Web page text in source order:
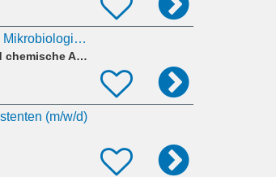
BTA, CTA, MTA, Biologielaborant - Mikrobiologie (m/w/d)
BIOCHEM Labor für biologische und chemische Analytik GmbH
(m/w/d)